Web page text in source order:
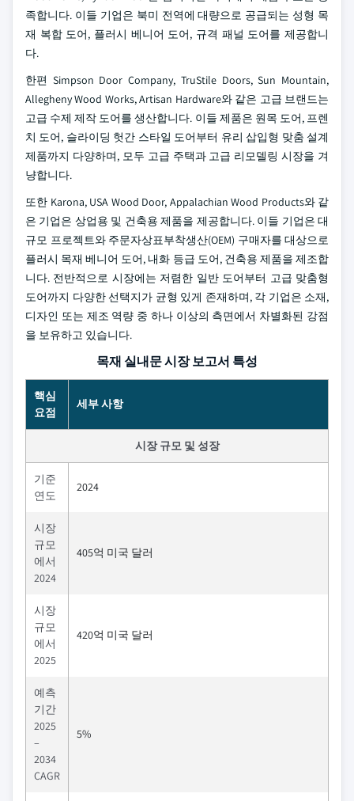
족합니다. 이들 기업은 북미 전역에 대량으로 공급되는 성형 목
재 복합 도어, 플러시 베니어 도어, 규격 패널 도어를 제공합니
다.
한편 Simpson Door Company, TruStile Doors, Sun Mountain,
Allegheny Wood Works, Artisan Hardware와 같은 고급 브랜드는
고급 수제 제작 도어를 생산합니다. 이들 제품은 원목 도어, 프렌
치 도어, 슬라이딩 헛간 스타일 도어부터 유리 삽입형 맞춤 설계
제품까지 다양하며, 모두 고급 주택과 고급 리모델링 시장을 겨
냥합니다.
또한 Karona, USA Wood Door, Appalachian Wood Products와 같
은 기업은 상업용 및 건축용 제품을 제공합니다. 이들 기업은 대
규모 프로젝트와 주문자상표부착생산(OEM) 구매자를 대상으로
플러시 목재 베니어 도어, 내화 등급 도어, 건축용 제품을 제조합
니다. 전반적으로 시장에는 저렴한 일반 도어부터 고급 맞춤형
도어까지 다양한 선택지가 균형 있게 존재하며, 각 기업은 소재,
디자인 또는 제조 역량 중 하나 이상의 측면에서 차별화된 강점
을 보유하고 있습니다.
목재 실내문 시장 보고서 특성
핵심
요점
세부 사항
시장 규모 및 성장
기준
연도
2024
시장
규모
에서
2024
405억 미국 달러
시장
규모
에서
2025
420억 미국 달러
예측
기간
2025
–
2034
CAGR
5%